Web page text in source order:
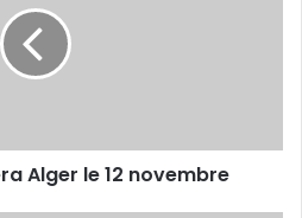
Alger le 12 novembre